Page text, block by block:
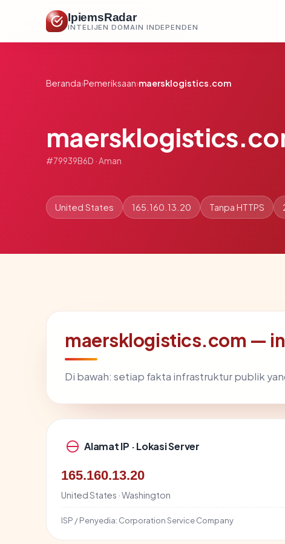
IpiemsRadar
INTELIJEN DOMAIN INDEPENDEN
Beranda›Pemeriksaan›maersklogistics.com
#79939B6D · Aman
United States 165.160.13.20 Tanpa HTTPS
maersklogistics.com —
Di bawah: setiap fakta infrastruktur publik
Alamat IP · Lokasi Server
165.160.13.20
United States · Washington
ISP / Penyedia: Corporation Service Company